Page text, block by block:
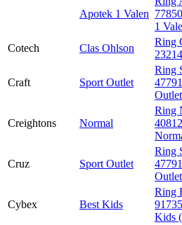
Apotek 1 Valen
1
Cotech
Clas Ohlson
Ring
Craft Sport Outlet
Ring
Creightons Normal
Ring
Cruz Sport Outlet
Ring
Cybex Best Kids
Ring
Kids